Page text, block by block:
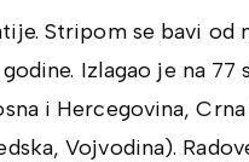
Stripom se bavi od
Izlagao je na
i Hercegovina,
Vojvodina).